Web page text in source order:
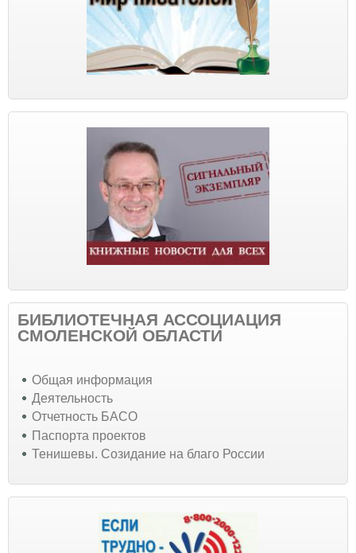
БИБЛИОТЕЧНАЯ АССОЦИАЦИЯ
СМОЛЕНСКОЙ ОБЛАСТИ
Общая информация
Деятельность
Отчетность БАСО
Паспорта проектов
Тенишевы. Созидание на благо России